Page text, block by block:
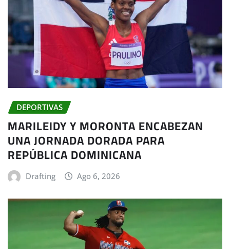
DEPORTIVAS
MARILEIDY Y MORONTA ENCABEZAN
UNA JORNADA DORADA PARA
REPÚBLICA DOMINICANA
Drafting Ago 6, 2026